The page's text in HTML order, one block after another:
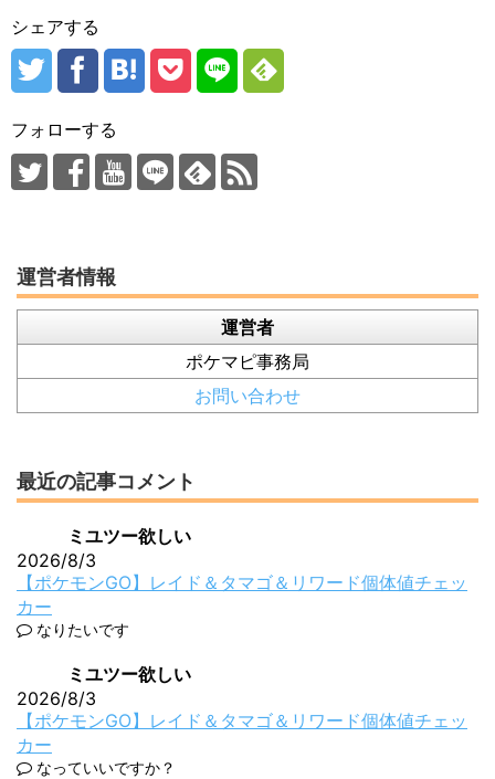
シェアする
フォローする
運営者情報
運営者
ポケマピ事務局
お問い合わせ
最近の記事コメント
ミユツー欲しい
2026/8/3
【ポケモンGO】レイド＆タマゴ＆リワード個体値チェッ
カー
なりたいです
ミユツー欲しい
2026/8/3
【ポケモンGO】レイド＆タマゴ＆リワード個体値チェッ
カー
なっていいですか？